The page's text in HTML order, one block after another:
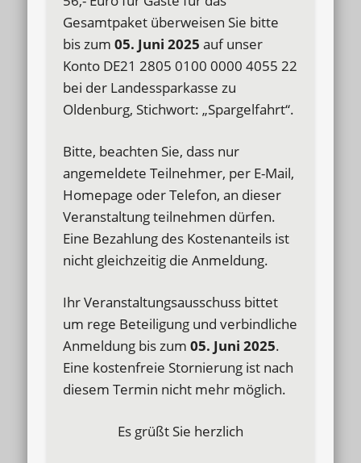
Gesamtpaket überweisen Sie bitte
bis zum05. Juni 2025 auf unser
Konto DE21 2805 0100 0000 4055 22
bei der Landessparkasse zu
Oldenburg, Stichwort: „Spargelfahrt“.
Bitte, beachten Sie, dass nur
angemeldete Teilnehmer, per E-Mail,
Homepage oder Telefon, an dieser
Veranstaltung teilnehmen dürfen.
Eine Bezahlung des Kostenanteils ist
nicht gleichzeitig die Anmeldung.
Ihr Veranstaltungsausschuss bittet
um rege Beteiligung und verbindliche
Anmeldung bis zum05. Juni 2025.
Eine kostenfreie Stornierung ist nach
diesem Termin nicht mehr möglich.
Es grüßt Sie herzlich